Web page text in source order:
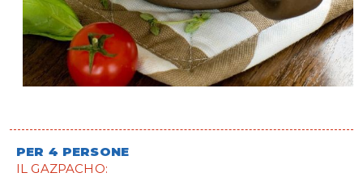
PER 4 PERSONE
IL GAZPACHO: